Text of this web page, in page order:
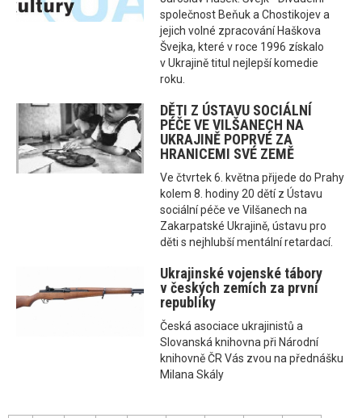
společnost Beňuk a Chostikojev a
jejich volné zpracování Haškova
Švejka, které v roce 1996 získalo
v Ukrajině titul nejlepší komedie
roku.
DĚTI Z ÚSTAVU SOCIÁLNÍ
PÉČE VE VILŠANECH NA
UKRAJINĚ POPRVÉ ZA
HRANICEMI SVÉ ZEMĚ
Ve čtvrtek 6. května přijede do Prahy
kolem 8. hodiny 20 dětí z Ústavu
sociální péče ve Vilšanech na
Zakarpatské Ukrajině, ústavu pro
děti s nejhlubší mentální retardací.
Ukrajinské vojenské tábory
v českých zemích za první
republiky
Česká asociace ukrajinistů a
Slovanská knihovna při Národní
knihovně ČR Vás zvou na přednášku
Milana Skály